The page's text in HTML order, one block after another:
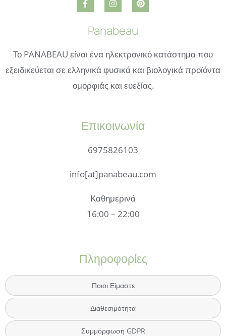
Panabeau
Το PANABEAU είναι ένα ηλεκτρονικό κατάστημα που
εξειδικεύεται σε ελληνικά φυσικά και βιολογικά προϊόντα
ομορφιάς και ευεξίας.
Επικοινωνία
6975826103
info[at]panabeau.com
Καθημερινά
16:00 – 22:00
Πληροφορίες
Ποιοι Είμαστε
Διαθεσιμότητα
Συμμόρφωση GDPR